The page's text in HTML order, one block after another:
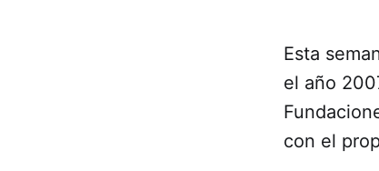
Esta
el año
con el